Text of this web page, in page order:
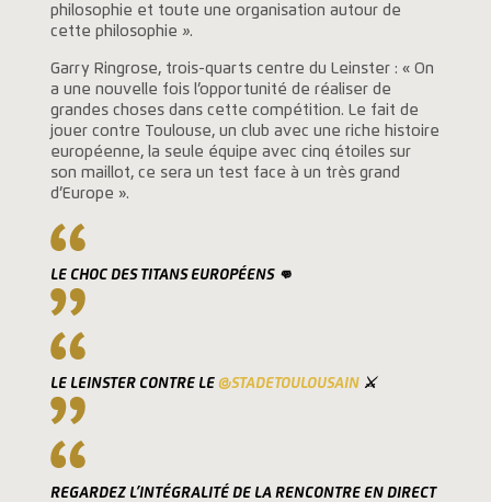
philosophie et toute une organisation autour de
cette philosophie ».
Garry Ringrose, trois-quarts centre du Leinster : « On
a une nouvelle fois l’opportunité de réaliser de
grandes choses dans cette compétition. Le fait de
jouer contre Toulouse, un club avec une riche histoire
européenne, la seule équipe avec cinq étoiles sur
son maillot, ce sera un test face à un très grand
d’Europe ».
LE CHOC DES TITANS EUROPÉENS 👊
LE LEINSTER CONTRE LE @STADETOULOUSAIN⚔️
REGARDEZ L’INTÉGRALITÉ DE LA RENCONTRE EN DIRECT